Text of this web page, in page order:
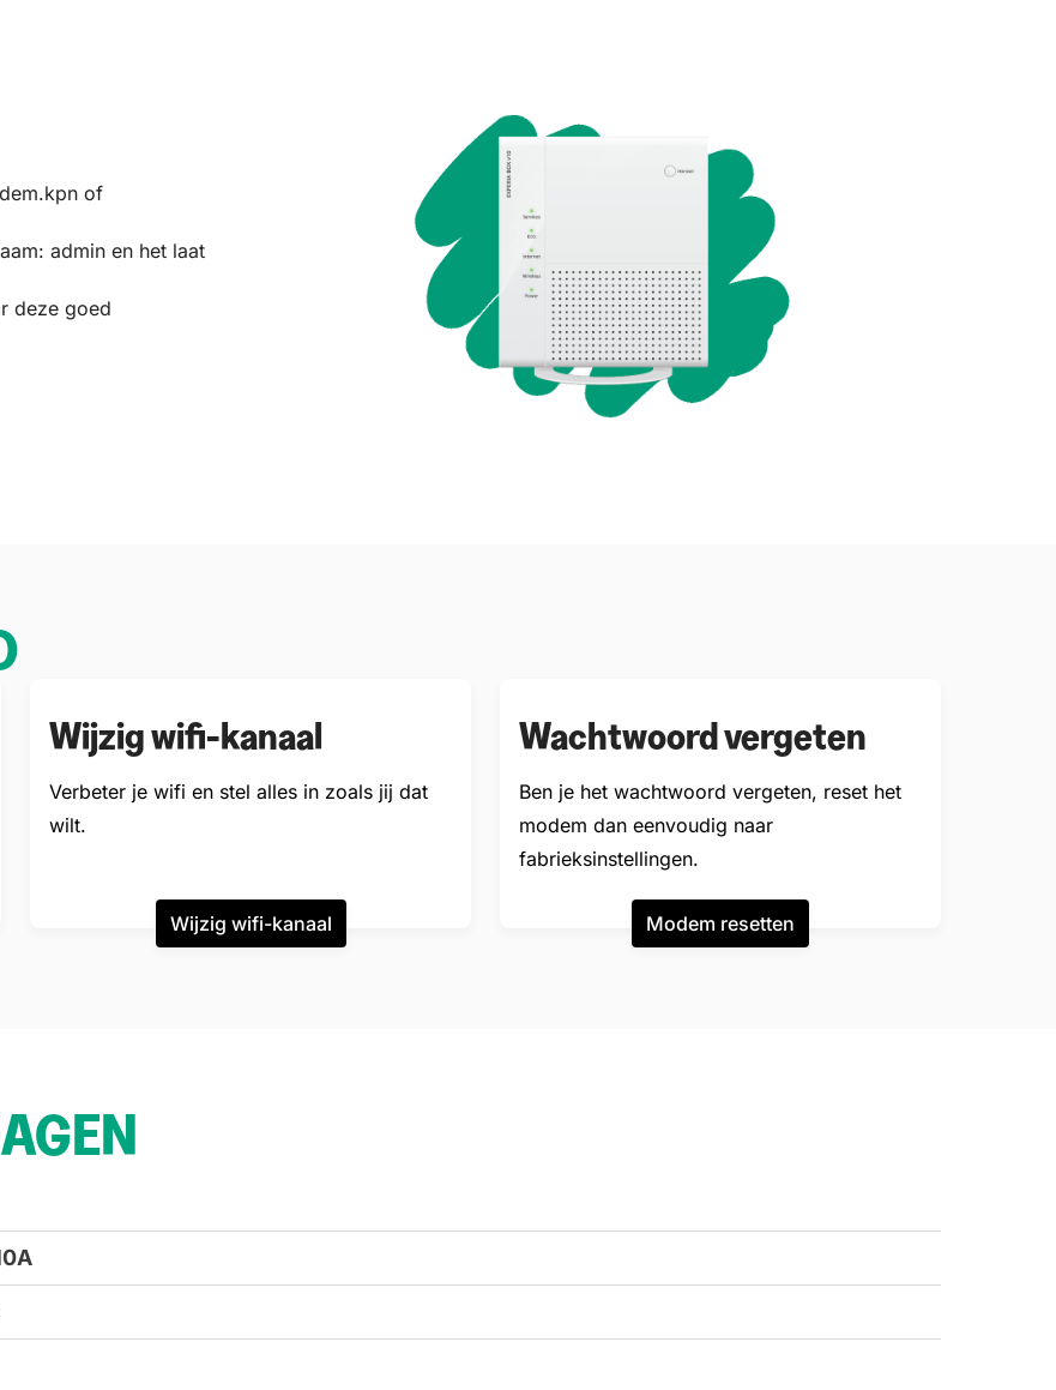
of
admin en het laat
deze goed
Wijzig wifi-kanaal
Verbeter je wifi en stel alles in zoals jij dat
wilt.
Wijzig wifi-kanaal
Wachtwoord vergeten
Ben je het wachtwoord vergeten, reset het
modem dan eenvoudig naar
fabrieksinstellingen.
Modem resetten
met je netwerk.
toepassing 1 telefoon verbinden met je modem.